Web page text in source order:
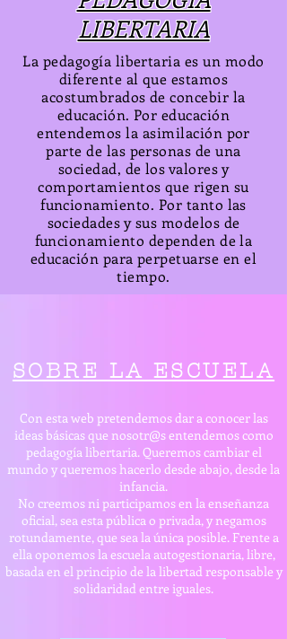
LIBERTARIA
La pedagogía libertaria es un modo
diferente al que estamos
acostumbrados de concebir la
educación. Por educación
entendemos la asimilación por
parte de las personas de una
sociedad, de los valores y
comportamientos que rigen su
funcionamiento. Por tanto las
sociedades y sus modelos de
funcionamiento dependen de la
educación para perpetuarse en el
tiempo.
SOBRE LA ESCUELA
Con esta web pretendemos dar a conocer las
ideas básicas que nosotr@s entendemos como
pedagogía libertaria. Queremos cambiar el
mundo y queremos hacerlo desde abajo, desde la
infancia.
No creemos ni participamos en la enseñanza
oficial, sea esta pública o privada, y negamos
rotundamente, que sea la única posible. Frente a
ella oponemos la escuela autogestionaria, libre,
basada en el principio de la libertad responsable y
solidaridad entre iguales.